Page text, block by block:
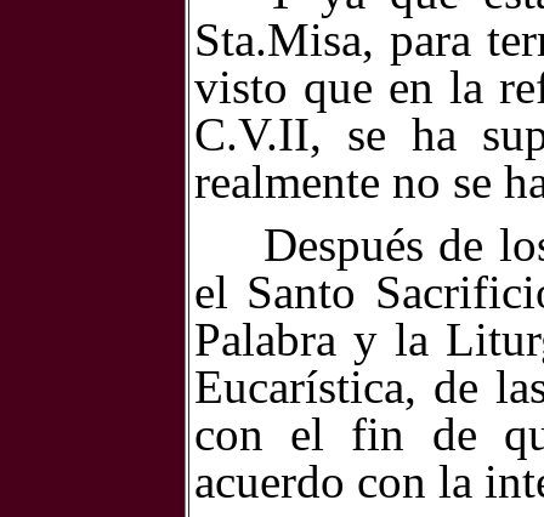
Sta.Misa, para
visto que en la
C.V.II, se ha
realmente no se
Después de
el Santo
Palabra y la
Eucarística, de
con el fin de
acuerdo con la